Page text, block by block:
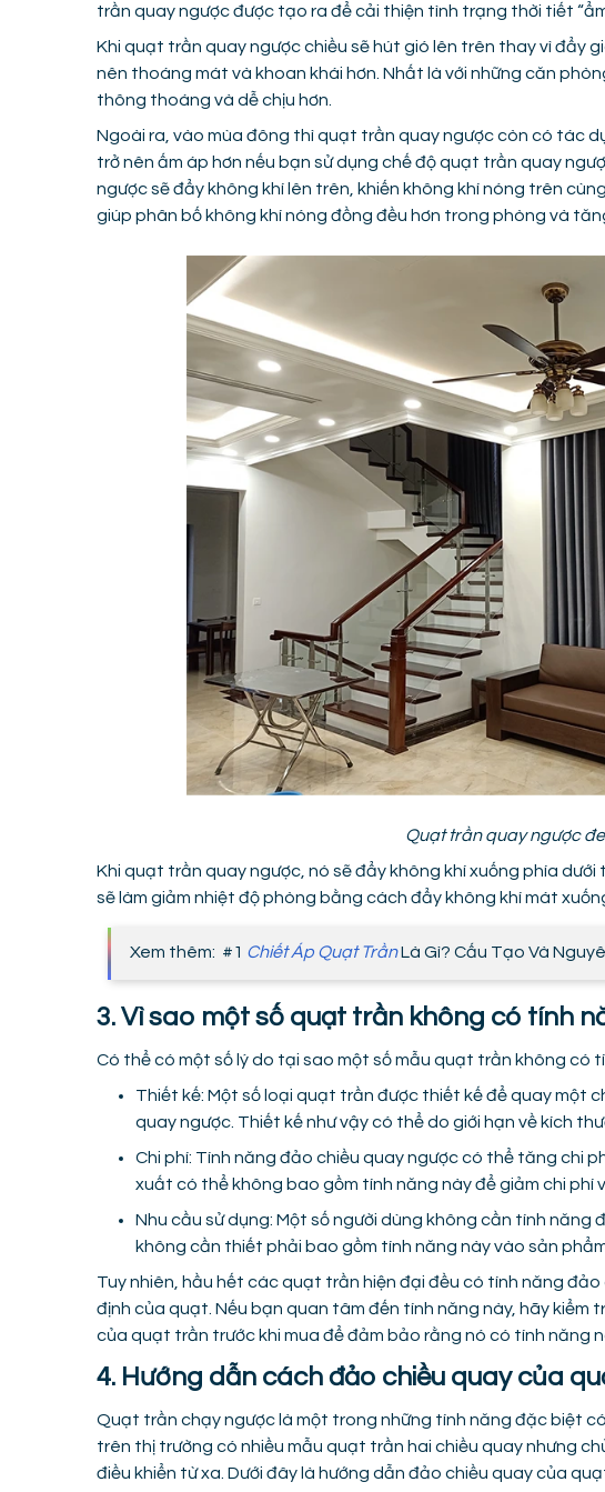
trần quay ngược được tạo ra để cải thiện tình trạng thời tiết “ẩm
Khi quạt trần quay ngược chiều sẽ hút gió lên trên thay vì đẩy
nên thoáng mát và khoan khái hơn. Nhất là với những căn
thông thoáng và dễ chịu hơn.
Ngoài ra, vào mùa đông thì quạt trần quay ngược còn có tác
trở nên ấm áp hơn nếu bạn sử dụng chế độ quạt trần quay
ngược sẽ đẩy không khí lên trên, khiến không khí nóng trên
giúp phân bố không khí nóng đồng đều hơn trong phòng và
Quạt trần quay ngược
Khi quạt trần quay ngược, nó sẽ đẩy không khí xuống phía
sẽ làm giảm nhiệt độ phòng bằng cách đẩy không khí mát
Xem thêm: #1 Chiết Áp Quạt TrầnLà Gì? Cấu Tạo Và
3. Vì sao một số quạt trần không có tính
Có thể có một số lý do tại sao một số mẫu quạt trần không có
Thiết kế: Một số loại quạt trần được thiết kế để quay một
quay ngược. Thiết kế như vậy có thể do giới hạn về kích
Chi phí: Tính năng đảo chiều quay ngược có thể tăng chi
xuất có thể không bao gồm tính năng này để giảm chi phí
Nhu cầu sử dụng: Một số người dùng không cần tính
không cần thiết phải bao gồm tính năng này vào sản
Tuy nhiên, hầu hết các quạt trần hiện đại đều có tính năng
định của quạt. Nếu bạn quan tâm đến tính năng này, hãy
của quạt trần trước khi mua để đảm bảo rằng nó có tính năng
4. Hướng dẫn cách đảo chiều quay của
Quạt trần chạy ngược là một trong những tính năng đặc biệt
trên thị trường có nhiều mẫu quạt trần hai chiều quay nhưng
điều khiển từ xa. Dưới đây là hướng dẫn đảo chiều quay của